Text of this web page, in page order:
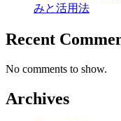
みと活用法
Recent
No comments to show.
Archives